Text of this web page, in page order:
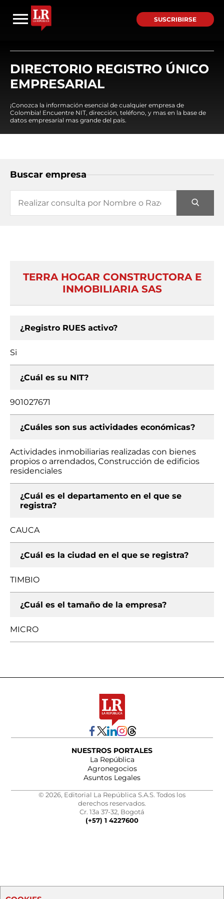
SUSCRIBIRSE
DIRECTORIO REGISTRO ÚNICO
EMPRESARIAL
¡Conozca la información esencial de cualquier empresa de
Colombia! Encuentre NIT, dirección, teléfono, y mas en la base de
datos empresarial mas grande del país.
Buscar empresa
TERRA HOGAR CONSTRUCTORA E
INMOBILIARIA SAS
¿Registro RUES activo?
Si
¿Cuál es su NIT?
901027671
¿Cuáles son sus actividades económicas?
Actividades inmobiliarias realizadas con bienes
propios o arrendados, Construcción de edificios
residenciales
¿Cuál es el departamento en el que se
registra?
CAUCA
¿Cuál es la ciudad en el que se registra?
TIMBIO
¿Cuál es el tamaño de la empresa?
MICRO
NUESTROS PORTALES
La República
Agronegocios
Asuntos Legales
© 2026, Editorial La República S.A.S. Todos los
derechos reservados.
Cr. 13a 37-32, Bogotá
(+57) 1 4227600